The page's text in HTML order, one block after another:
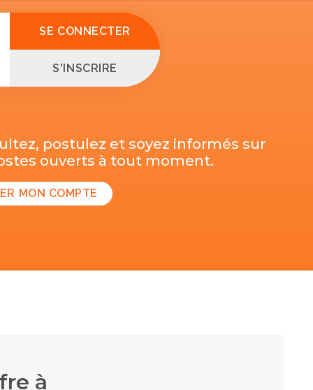
SE CONNECTER
S'INSCRIRE
postulez et soyez informés sur
ouverts à tout moment.
MON COMPTE
à